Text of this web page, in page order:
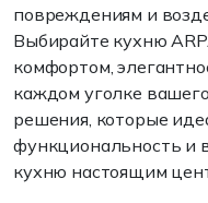
повреждениям и
Выбирайте кухню
комфортом,
каждом уголке вашего
решения, которые
функциональность и
кухню настоящим